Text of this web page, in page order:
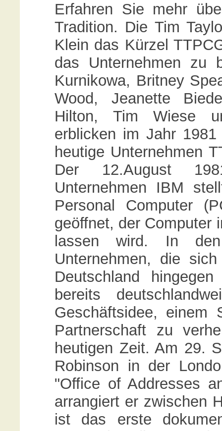
Erfahren Sie mehr
Tradition. Die Tim
Klein das Kürzel
das Unternehmen zu
Kurnikowa, Britney
Wood, Jeanette
Hilton, Tim Wiese
erblicken im Jahr
heutige Unternehmen
Der 12.August
Unternehmen IBM
Personal Computer
geöffnet, der Computer
lassen wird. In
Unternehmen, die
Deutschland
bereits
Geschäftsidee, einem
Partnerschaft zu
heutigen Zeit. Am 29.
Robinson in der
"Office of Addresses
arrangiert er zwischen
ist das erste